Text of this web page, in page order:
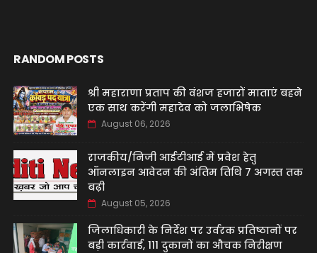
RANDOM POSTS
श्री महाराणा प्रताप की वंशज हजारों माताएं बहने
एक साथ करेंगी महादेव को जलाभिषेक
August 06, 2026
राजकीय/निजी आईटीआई में प्रवेश हेतु
ऑनलाइन आवेदन की अंतिम तिथि 7 अगस्त तक
बढ़ी
August 05, 2026
जिलाधिकारी के निर्देश पर उर्वरक प्रतिष्ठानों पर
बड़ी कार्रवाई, 111 दुकानों का औचक निरीक्षण